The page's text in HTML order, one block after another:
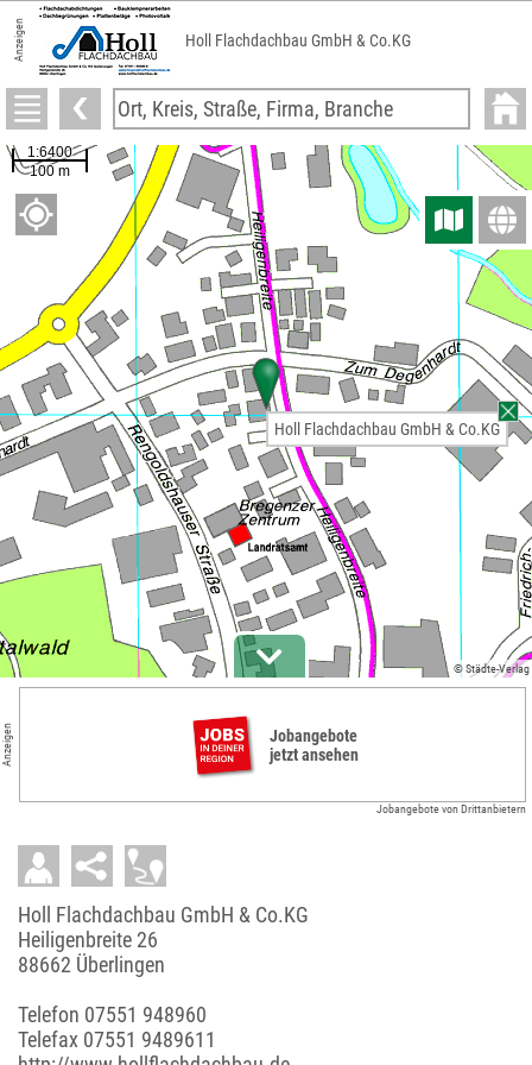
Anzeigen Holl Flachdachbau GmbH & Co.KG
© Städte-Verlag
Holl Flachdachbau GmbH & Co.KG
Anzeigen
Jobangebote
jetzt ansehen
Jobangebote von Drittanbietern
Holl Flachdachbau GmbH & Co.KG
Heiligenbreite 26
88662 Überlingen
Telefon 07551 948960
Telefax 07551 9489611